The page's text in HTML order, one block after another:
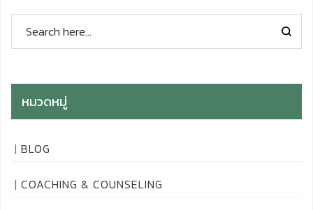
หมวดหมู่
BLOG
COACHING & COUNSELING